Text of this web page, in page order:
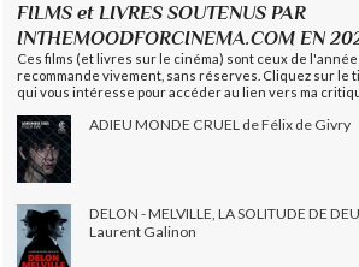
FILMS et LIVRES SOUTENUS PAR
INTHEMOODFORCINEMA.COM EN
Ces films (et livres sur le cinéma) sont ceux de
recommande vivement, sans réserves. Cliquez sur le
qui vous intéresse pour accéder au lien vers ma
ADIEU MONDE CRUEL de Félix de Givry
DELON - MELVILLE, LA SOLITUDE DE
Laurent Galinon